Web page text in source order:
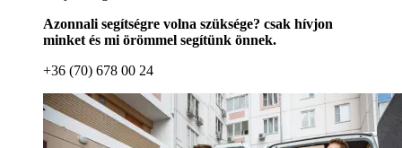
Azonnali segítségre volna szüksége? csak hívjon
minket és mi örömmel segítünk önnek.
+36 (70) 678 00 24